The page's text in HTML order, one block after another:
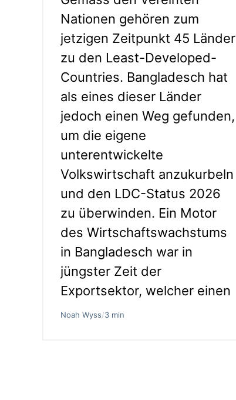
Nationen gehören zum
jetzigen Zeitpunkt 45 Länder
zu den Least-Developed-
Countries. Bangladesch hat
als eines dieser Länder
jedoch einen Weg gefunden,
um die eigene
unterentwickelte
Volkswirtschaft anzukurbeln
und den LDC-Status 2026
zu überwinden. Ein Motor
des Wirtschaftswachstums
in Bangladesch war in
jüngster Zeit der
Exportsektor, welcher einen
Noah Wyss/3 min